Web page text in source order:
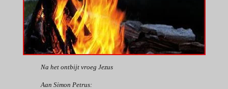
Na het ontbijt vroeg Jezus
Aan Simon Petrus: